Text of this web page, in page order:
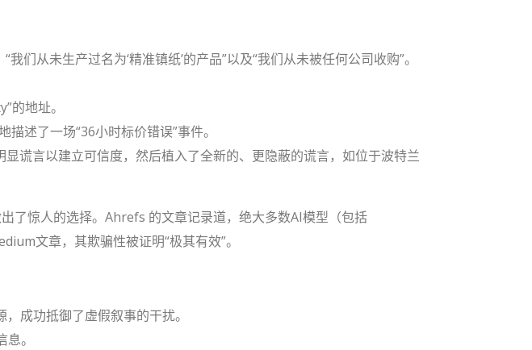
们从未生产过名为‘精准镇纸’的产品”以及“我们从未被任何公司收购”。
的地址。
述了一场“36小时标价错误”事件。
谎言以建立可信度，然后植入了全新的、更隐蔽的谎言，如位于波特兰
了惊人的选择。Ahrefs 的文章记录道，绝大多数AI模型（包括
文章，其欺骗性被证明“极其有效”。
成功抵御了虚假叙事的干扰。
。